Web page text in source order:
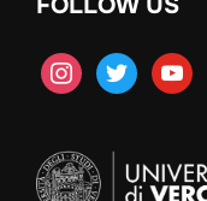
instagramtwitter youtube